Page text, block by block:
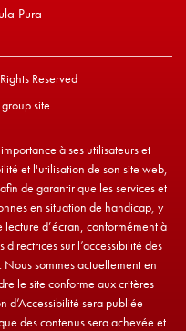
Pura
Reserved
site
à ses utilisateurs et
et l'utilisation de son site web,
de garantir que les services et
en situation de handicap, y
d’écran, conformément à
sur l’accessibilité des
sommes actuellement en
le site conforme aux critères
d’Accessibilité sera publiée
des contenus sera achevée et